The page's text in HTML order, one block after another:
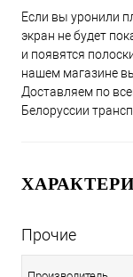
Если вы уронили
экран не будет
и появятся
нашем магазине
Доставляем по
Белоруссии
Прочие